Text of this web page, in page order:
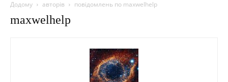
Додому авторів повідомлень по maxwelhelp
maxwelhelp